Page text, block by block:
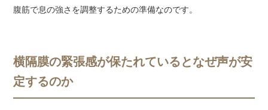
腹筋で息の強さを調整するための準備なのです。
横隔膜の緊張感が保たれているとなぜ声が安
定するのか